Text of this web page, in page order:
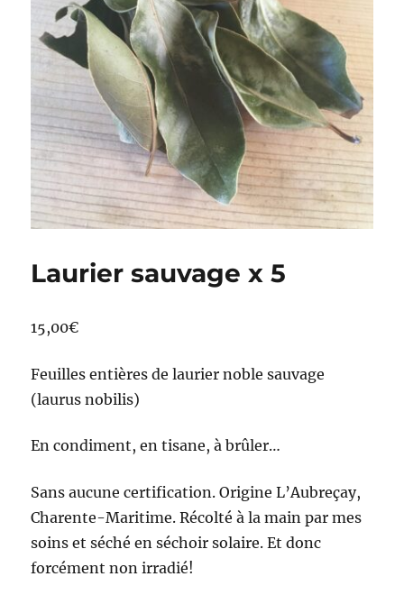
Laurier sauvage x 5
15,00€
Feuilles entières de laurier noble sauvage
(laurus nobilis)
En condiment, en tisane, à brûler…
Sans aucune certification. Origine L’Aubreçay,
Charente-Maritime. Récolté à la main par mes
soins et séché en séchoir solaire. Et donc
forcément non irradié!